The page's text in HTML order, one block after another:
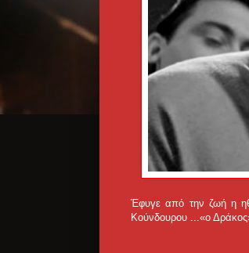
Έφυγε από την ζωή η
Κούνδουρου ...«ο